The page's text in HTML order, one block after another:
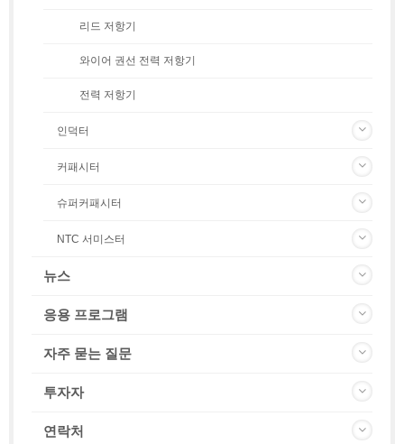
리드 저항기
와이어 권선 전력 저항기
전력 저항기
인덕터
커패시터
슈퍼커패시터
NTC 서미스터
뉴스
응용 프로그램
자주 묻는 질문
투자자
연락처